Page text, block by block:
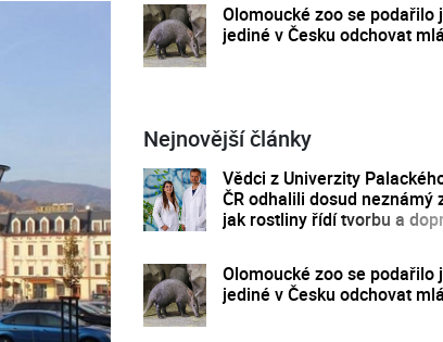
Olomoucké zoo se podařilo
jediné v Česku odchovat
Nejnovější články
Vědci z Univerzity
ČR odhalili dosud neznámý
jak rostliny řídí tvorbu a
Olomoucké zoo se podařilo
jediné v Česku odchovat